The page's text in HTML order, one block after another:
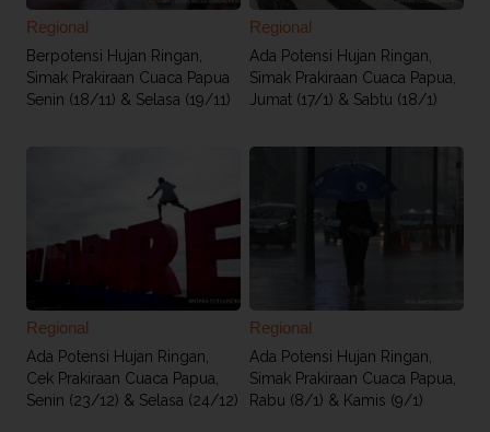
Regional
Berpotensi Hujan Ringan,
Simak Prakiraan Cuaca Papua
Senin (18/11) & Selasa (19/11)
Regional
Ada Potensi Hujan Ringan,
Simak Prakiraan Cuaca Papua,
Jumat (17/1) & Sabtu (18/1)
Regional
Ada Potensi Hujan Ringan,
Cek Prakiraan Cuaca Papua,
Senin (23/12) & Selasa (24/12)
Regional
Ada Potensi Hujan Ringan,
Simak Prakiraan Cuaca Papua,
Rabu (8/1) & Kamis (9/1)